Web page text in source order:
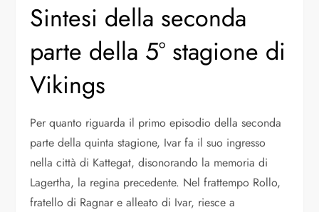
Sintesi della seconda
parte della 5° stagione di
Vikings
Per quanto riguarda il primo episodio della seconda
parte della quinta stagione, Ivar fa il suo ingresso
nella città di Kattegat, disonorando la memoria di
Lagertha, la regina precedente. Nel frattempo Rollo,
fratello di Ragnar e alleato di Ivar, riesce a